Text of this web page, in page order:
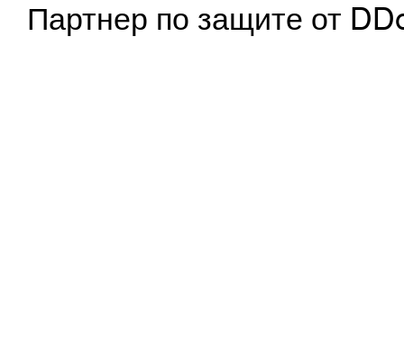
Партнер по защите от